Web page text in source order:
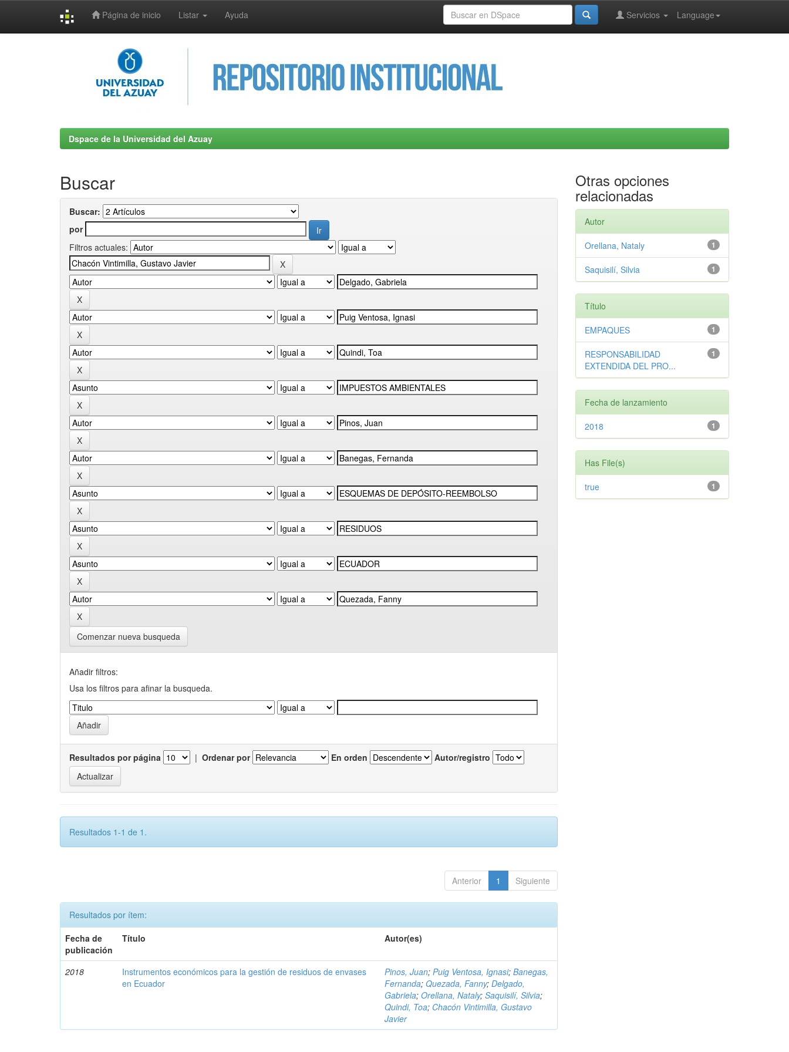
Página de inicio Listar Ayuda Language
Servicios
Dspace de la Universidad del Azuay
Buscar
Buscar:
por
Filtros actuales:
Comenzar nueva busqueda
Añadir filtros:
Usa los filtros para afinar la busqueda.
Resultados por página | Ordenar por En orden Autor/registro
Resultados 1-1 de 1.
Anterior 1 Siguiente
Resultados por ítem:
Fecha de
publicación
Título Autor(es)
2018
Instrumentos económicos para la gestión de residuos de envases
en Ecuador
Pinos, Juan;Puig Ventosa, Ignasi;Banegas,
Fernanda;Quezada, Fanny;Delgado,
Gabriela;Orellana, Nataly;Saquisilí, Silvia;
Quindi, Toa; Chacón Vintimilla, Gustavo
Javier
Otras opciones
relacionadas
Autor
1
Orellana, Nataly
1
Saquisilí, Silvia
Título
1
EMPAQUES
1
RESPONSABILIDAD
EXTENDIDA DEL PRO...
Fecha de lanzamiento
1
2018
Has File(s)
1
true